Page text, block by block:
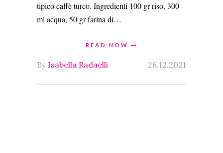
tipico caffè turco. Ingredienti 100 gr riso, 300
ml acqua, 50 gr farina di…
READ NOW
By Isabella Radaelli 28.12.2021